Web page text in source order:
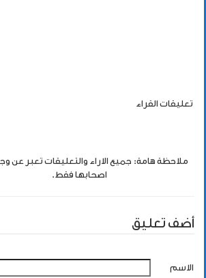
تعليقات القراء
ملاحظة هامة: جميع الاراء والتعليقات تعبر عن
اصحابها فقط.
أضف تعليق
الاسم